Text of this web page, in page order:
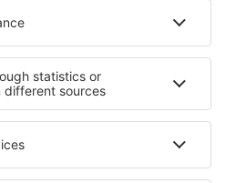
in Midi-Pyrenees
in Val-d’Isère Hotels in Arc
Hotels auf Westpeloponnes
in der Slowakei